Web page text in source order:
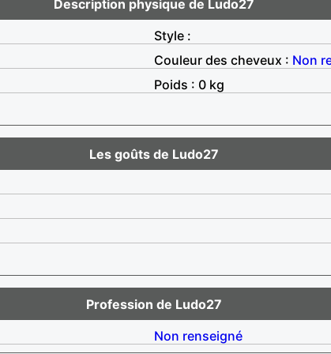
Description physique de Ludo27
Style :
Couleur des cheveux : Non
Poids : 0 kg
Les goûts de Ludo27
Profession de Ludo27
Non renseigné